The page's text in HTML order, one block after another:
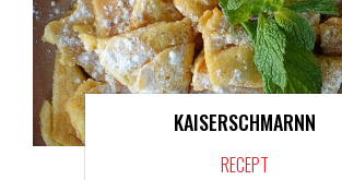
KAISERSCHMARNN
RECEPT